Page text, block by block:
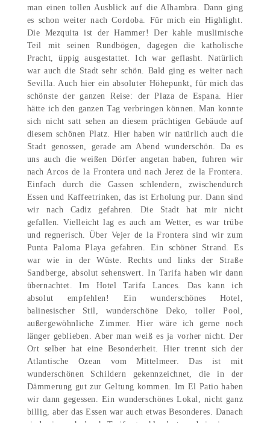
man einen tollen Ausblick auf die Alhambra. Dann ging
es schon weiter nach Cordoba. Für mich ein Highlight.
Die Mezquita ist der Hammer! Der kahle muslimische
Teil mit seinen Rundbögen, dagegen die katholische
Pracht, üppig ausgestattet. Ich war geflasht. Natürlich
war auch die Stadt sehr schön. Bald ging es weiter nach
Sevilla. Auch hier ein absoluter Höhepunkt, für mich das
schönste der ganzen Reise: der Plaza de Espana. Hier
hätte ich den ganzen Tag verbringen können. Man konnte
sich nicht satt sehen an diesem prächtigen Gebäude auf
diesem schönen Platz. Hier haben wir natürlich auch die
Stadt genossen, gerade am Abend wunderschön. Da es
uns auch die weißen Dörfer angetan haben, fuhren wir
nach Arcos de la Frontera und nach Jerez de la Frontera.
Einfach durch die Gassen schlendern, zwischendurch
Essen und Kaffeetrinken, das ist Erholung pur. Dann sind
wir nach Cadiz gefahren. Die Stadt hat mir nicht
gefallen. Vielleicht lag es auch am Wetter, es war trübe
und regnerisch. Über Vejer de la Frontera sind wir zum
Punta Paloma Playa gefahren. Ein schöner Strand. Es
war wie in der Wüste. Rechts und links der Straße
Sandberge, absolut sehenswert. In Tarifa haben wir dann
übernachtet. Im Hotel Tarifa Lances. Das kann ich
absolut empfehlen! Ein wunderschönes Hotel,
balinesischer Stil, wunderschöne Deko, toller Pool,
außergewöhnliche Zimmer. Hier wäre ich gerne noch
länger geblieben. Aber man weiß es ja vorher nicht. Der
Ort selber hat eine Besonderheit. Hier trennt sich der
Atlantische Ozean vom Mittelmeer. Das ist mit
wunderschönen Schildern gekennzeichnet, die in der
Dämmerung gut zur Geltung kommen. Im El Patio haben
wir dann gegessen. Ein wunderschönes Lokal, nicht ganz
billig, aber das Essen war auch etwas Besonderes. Danach